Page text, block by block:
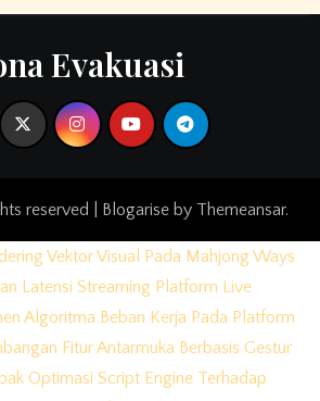
Evakuasi
reserved Blogarise by Themeansar.
Vektor Visual Pada Mahjong Ways
Latensi Streaming Platform Live
Algoritma Beban Kerja Pada Platform
Fitur Antarmuka Berbasis Gestur
Optimasi Script Engine Terhadap